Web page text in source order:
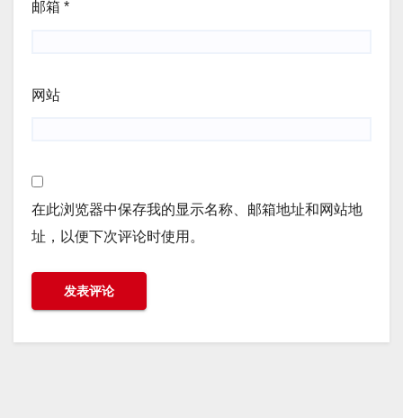
邮箱 *
网站
在此浏览器中保存我的显示名称、邮箱地址和网站地
址，以便下次评论时使用。